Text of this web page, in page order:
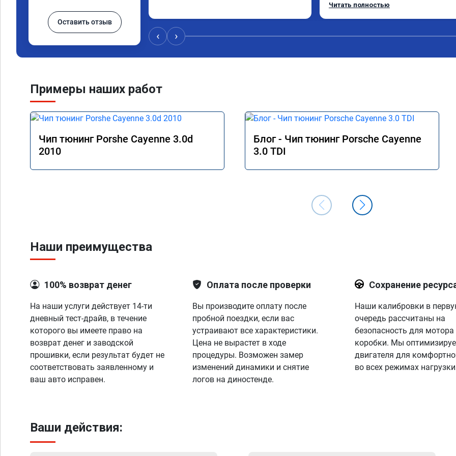
Оставить отзыв
Расход в спокойном режиме даже
Читать полностью
‹ ›
Примеры наших работ
Чип тюнинг Porshe Cayenne 3.0d
2010
Блог - Чип тюнинг Porsche Cayenne
3.0 TDI
Наши преимущества
100% возврат денег
На наши услуги действует 14-ти
дневный тест-драйв, в течение
которого вы имеете право на
возврат денег и заводской
прошивки, если результат будет не
соответствовать заявленному и
ваш авто исправен.
Оплата после проверки
Вы производите оплату после
пробной поездки, если вас
устраивают все характеристики.
Цена не вырастет в ходе
процедуры. Возможен замер
изменений динамики и снятие
логов на диностенде.
Сохранение
Наши калибровки в
очередь рассчитаны на
безопасность для мотора
коробки. Мы
двигателя для
во всех режимах
Ваши действия: